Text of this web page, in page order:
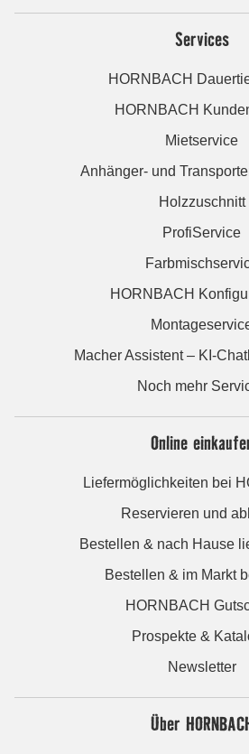
Services
HORNBACH
HORNBACH
Mietservice
Anhänger- und
Holzzuschnitt
ProfiService
HORNBACH
Macher Assistent – KI-
Noch mehr
Online
Liefermöglichkeiten bei
Reservieren und
Bestellen & nach Hause
Bestellen & im Markt
HORNBACH
Prospekte &
Newsletter
Über